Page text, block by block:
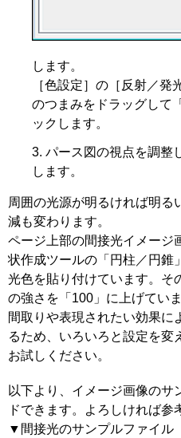
します。
［色設定］の［反射／発
のつまみをドラッグして
ックします。
パース図の視点を調整
します。
周囲の光源が明るければ明る
減も変わります。
ページ上部の間接光イメージ
状作成ツールの「円柱／円錐
光色を貼り付けています。そ
の強さを「100」に上げていま
間取りや表現されたい効果に
るため、いろいろと設定を変
お試しください。
以下より、イメージ画像のサ
ドできます。よろしければ参
▼間接光のサンプルファイル